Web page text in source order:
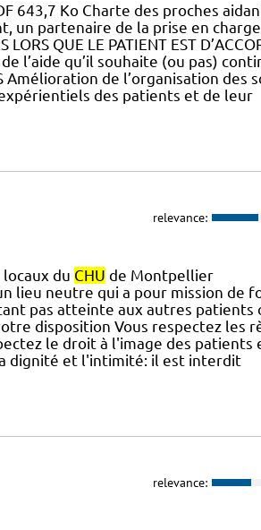
643,7 Ko Charte des proches
un partenaire de la prise en
QUE LE PATIENT EST
l’aide qu’il souhaite (ou pas)
Amélioration de l’organisation des
expérientiels des patients et de leur
relevance:
du CHU de Montpellier
lieu neutre qui a pour mission de
pas atteinte aux autres patients
disposition Vous respectez les
le droit à l'image des patients
dignité et l'intimité: il est interdit
relevance: